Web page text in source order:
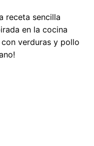
receta sencilla
en la cocina
verduras y pollo